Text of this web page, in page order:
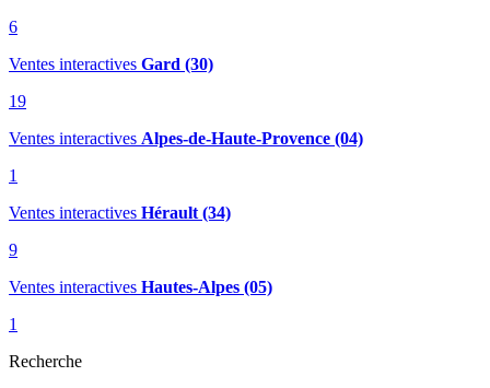
6
Ventes interactives Gard (30)
19
Ventes interactives Alpes-de-Haute-Provence (04)
1
Ventes interactives Hérault (34)
9
Ventes interactives Hautes-Alpes (05)
1
Recherche